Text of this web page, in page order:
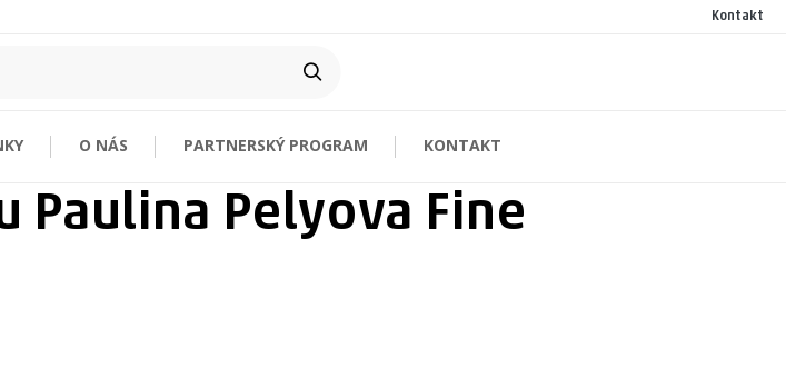
Kontakt
ste čo hľadáte?
O NÁS PARTNERSKÝ PROGRAM KONTAKT
Paulina Pelyova Fine